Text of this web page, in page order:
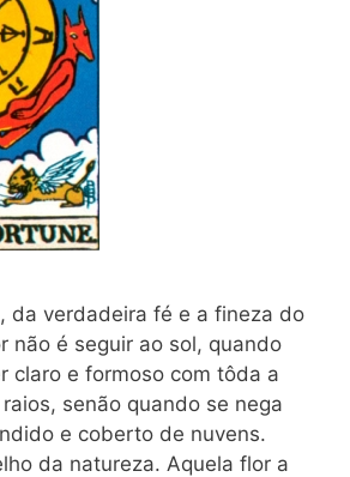
da verdadeira fé e a fineza do
não é seguir ao sol, quando
claro e formoso com tôda a
senão quando se nega
e coberto de nuvens.
da natureza. Aquela flor a